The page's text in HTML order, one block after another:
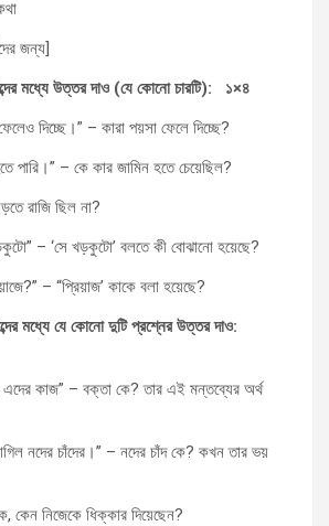
জন্য]
মধ্যে উত্তর দাও(যে কোনো চারটি): ১×৪
দিচ্ছে।” – কারা পয়সা ফেলে দিচ্ছে?
পারি।” – কে কার জামিন হতে চেয়েছিল?
রাজি ছিল না?
– ‘সে খড়কুটো’ বলতে কী বোঝানো হয়েছে?
– “প্রিয়াজ’ কাকে বলা হয়েছে?
মধ্যে যে কোনো দুটি প্রশ্নের উত্তর দাও:
এদের কাজ” – বক্তা কে? তার এই মন্তব্যের অর্থ
নদের চাঁদের।” – নদের চাঁদ কে? কখন তার ভয়
কেন নিজেকে ধিক্কার দিয়েছেন?